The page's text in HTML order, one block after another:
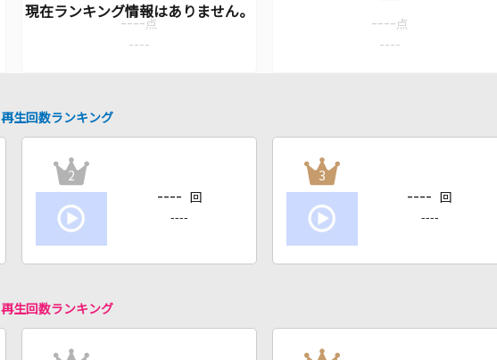
---- 点
----
---- 点
----
再生回数ランキング
2
---- 回
----
3
---- 回
----
再生回数ランキング